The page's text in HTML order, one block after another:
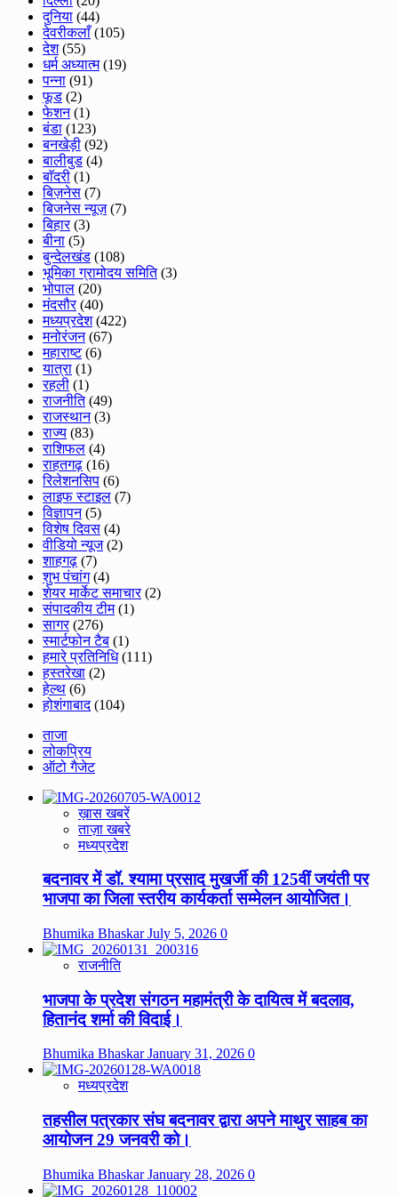
दुनिया (44)
देवरीकलाँ(105)
देश(55)
धर्म अध्यात्म(19)
पन्ना (91)
फूड (2)
फेशन(1)
बंडा (123)
बनखेड़ी (92)
बालीबुड (4)
बाॅदरी (1)
बिज़नेस (7)
बिजनेस न्यूज़(7)
बिहार(3)
बीना (5)
बुन्देलखंड (108)
भूमिका ग्रामोदय समिति(3)
भोपाल (20)
मंदसौर(40)
मध्यप्रदेश(422)
मनोरंजन(67)
महाराष्ट(6)
यात्रा (1)
रहली (1)
राजनीति(49)
राजस्थान(3)
राज्य (83)
राशिफल (4)
राहतगढ़ (16)
रिलेशनसिप (6)
लाइफ स्टाइल (7)
विज्ञापन(5)
विशेष दिवस (4)
वीडियो न्यूज(2)
शाहगढ़ (7)
शुभ पंचांग(4)
शेयर मार्केट समाचार(2)
संपादकीय टीम(1)
सागर(276)
स्मार्टफोन टैब (1)
हमारे प्रतिनिधि(111)
हस्तरेखा (2)
हेल्थ (6)
होशंगाबाद(104)
ताजा
लोकप्रिय
ऑटो गैजेट
ख़ास खबरें
ताज़ा खबरे
मध्यप्रदेश
बदनावर में डॉ. श्यामा प्रसाद मुखर्जी की 125वीं जयंती पर
भाजपा का जिला स्तरीय कार्यकर्ता सम्मेलन आयोजित।
Bhumika BhaskarJuly 5, 2026 0
राजनीति
भाजपा के प्रदेश संगठन महामंत्री के दायित्व में बदलाव,
हितानंद शर्मा की विदाई।
Bhumika BhaskarJanuary 31, 2026 0
मध्यप्रदेश
तहसील पत्रकार संघ बदनावर द्वारा अपने माथुर साहब का
आयोजन 29 जनवरी को।
Bhumika BhaskarJanuary 28, 2026 0